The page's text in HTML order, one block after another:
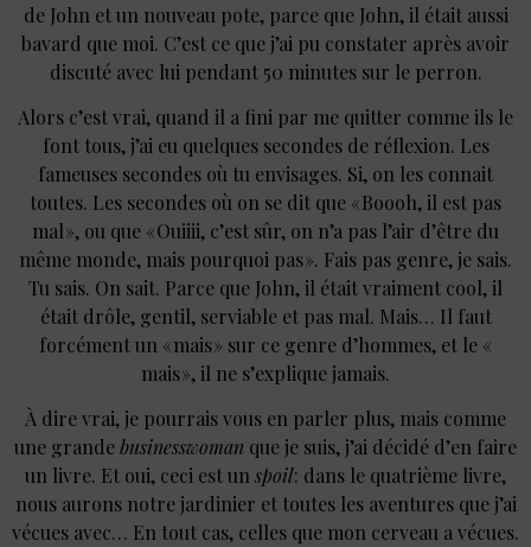
de John et un nouveau pote, parce que John, il était aussi
bavard que moi. C’est ce que j’ai pu constater après avoir
discuté avec lui pendant 50 minutes sur le perron.
Alors c’est vrai, quand il a fini par me quitter comme ils le
font tous, j’ai eu quelques secondes de réflexion. Les
fameuses secondes où tu envisages. Si, on les connait
toutes. Les secondes où on se dit que « Boooh, il est pas
mal », ou que « Ouiiii, c’est sûr, on n’a pas l’air d’être du
même monde, mais pourquoi pas ». Fais pas genre, je sais.
Tu sais. On sait. Parce que John, il était vraiment cool, il
était drôle, gentil, serviable et pas mal. Mais… Il faut
forcément un « mais » sur ce genre d’hommes, et le «
mais », il ne s’explique jamais.
À dire vrai, je pourrais vous en parler plus, mais comme
une grandebusinesswoman que je suis, j’ai décidé d’en faire
un livre. Et oui, ceci est un spoil: dans le quatrième livre,
nous aurons notre jardinier et toutes les aventures que j’ai
vécues avec… En tout cas, celles que mon cerveau a vécues.